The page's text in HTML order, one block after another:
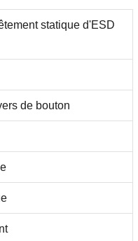
statique d'ESD
de bouton